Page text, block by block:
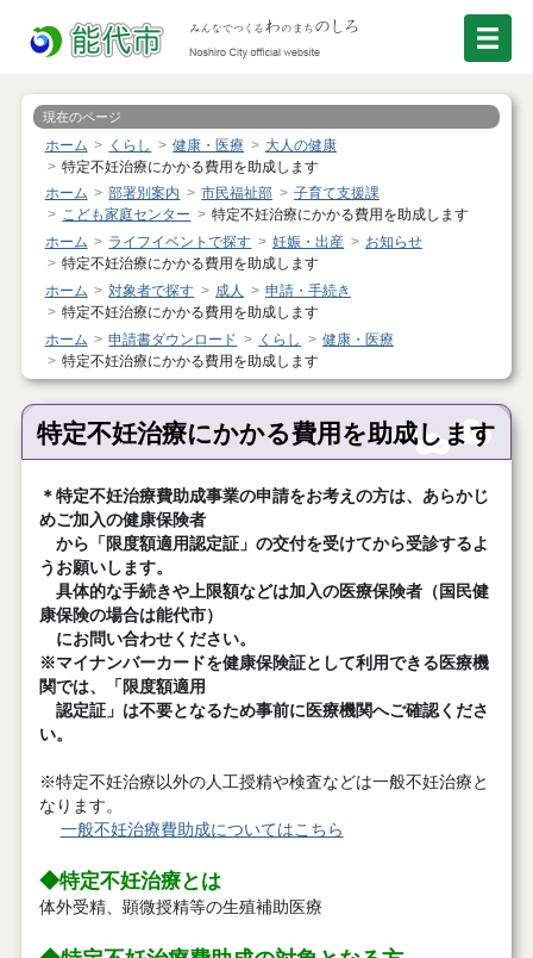
現在のページ
ホーム くらし 健康・医療
大人の健康
特定不妊治療にかかる費用を助成します
ホーム
部署別案内 市民福祉部
子育て支援課
こども家庭センター
特定不妊治療にかかる費用を助成します
ホーム
ライフイベントで探す 妊娠・出産
お知らせ
特定不妊治療にかかる費用を助成します
ホーム
対象者で探す 成人
申請・手続き
特定不妊治療にかかる費用を助成します
ホーム
申請書ダウンロード くらし
健康・医療
特定不妊治療にかかる費用を助成します
特定不妊治療にかかる費用を助成します
＊特定不妊治療費助成事業の申請をお考えの方は、あらかじ
めご加入の健康保険者
から「限度額適用認定証」の交付を受けてから受診するよ
うお願いします。
具体的な手続きや上限額などは加入の医療保険者（国民健
康保険の場合は能代市）
にお問い合わせください。
※マイナンバーカードを健康保険証として利用できる医療機
関では、「限度額適用
認定証」は不要となるため事前に医療機関へご確認くださ
い。
※特定不妊治療以外の人工授精や検査などは一般不妊治療と
なります。
一般不妊治療費助成についてはこちら
◆特定不妊治療とは
体外受精、顕微授精等の生殖補助医療